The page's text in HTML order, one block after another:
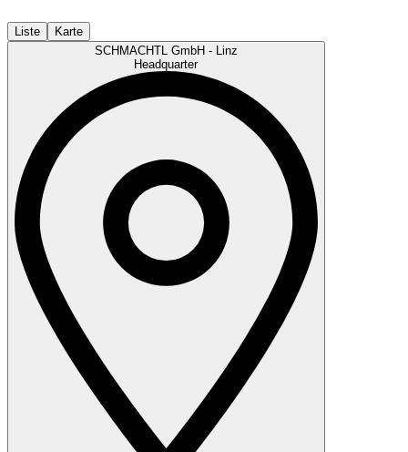
Liste
Karte
SCHMACHTL GmbH - Linz
Headquarter